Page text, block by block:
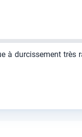
à durcissement